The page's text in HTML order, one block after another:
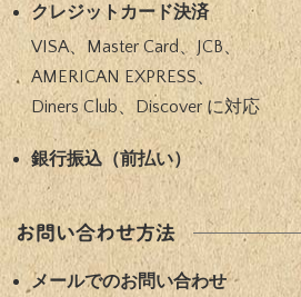
クレジットカード決済
VISA、Master Card、JCB、
AMERICAN EXPRESS、
Diners Club、Discover に対応​
銀⾏振込（前払い）​
お問い合わせ方法
メールでのお問い合わせ